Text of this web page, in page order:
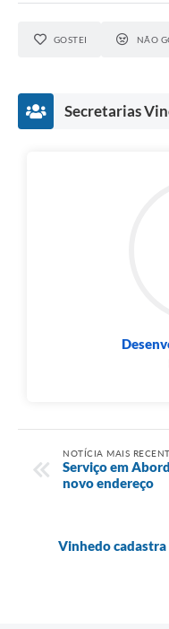
GOSTEI NÃO
Secretarias
NOTÍCIA MAIS
Serviço em
novo endereço
Vinhedo